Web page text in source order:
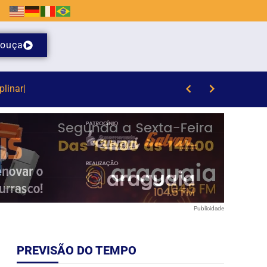
ouça
Publicidade
PREVISÃO DO TEMPO